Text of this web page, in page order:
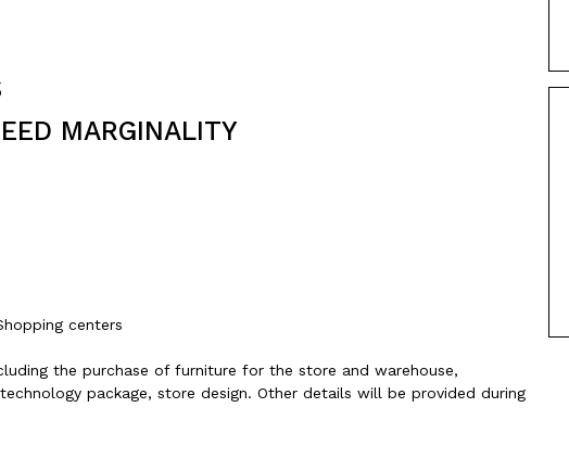
MARGINALITY
centers
the purchase of furniture for the store and warehouse,
package, store design. Other details will be provided during